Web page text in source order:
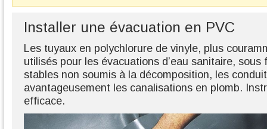
Installer une évacuation en PVC
Les tuyaux en polychlorure de vinyle, plus
utilisés pour les évacuations d’eau sanitaire,
stables non soumis à la décomposition, les
avantageusement les canalisations en plomb.
efficace.